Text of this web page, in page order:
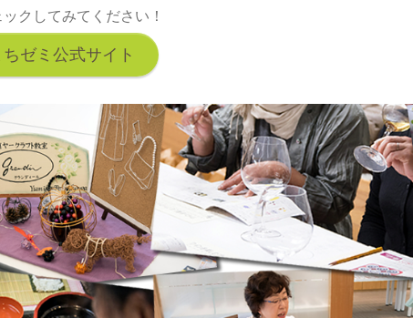
クしてみてください！
ゼミ公式サイト